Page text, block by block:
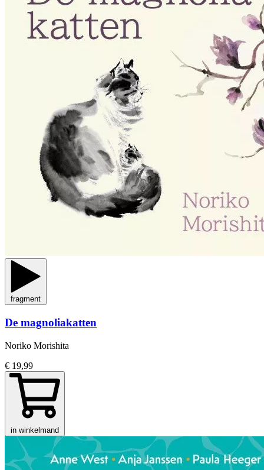
fragment
De magnoliakatten
Noriko Morishita
€ 19,99
in winkelmand